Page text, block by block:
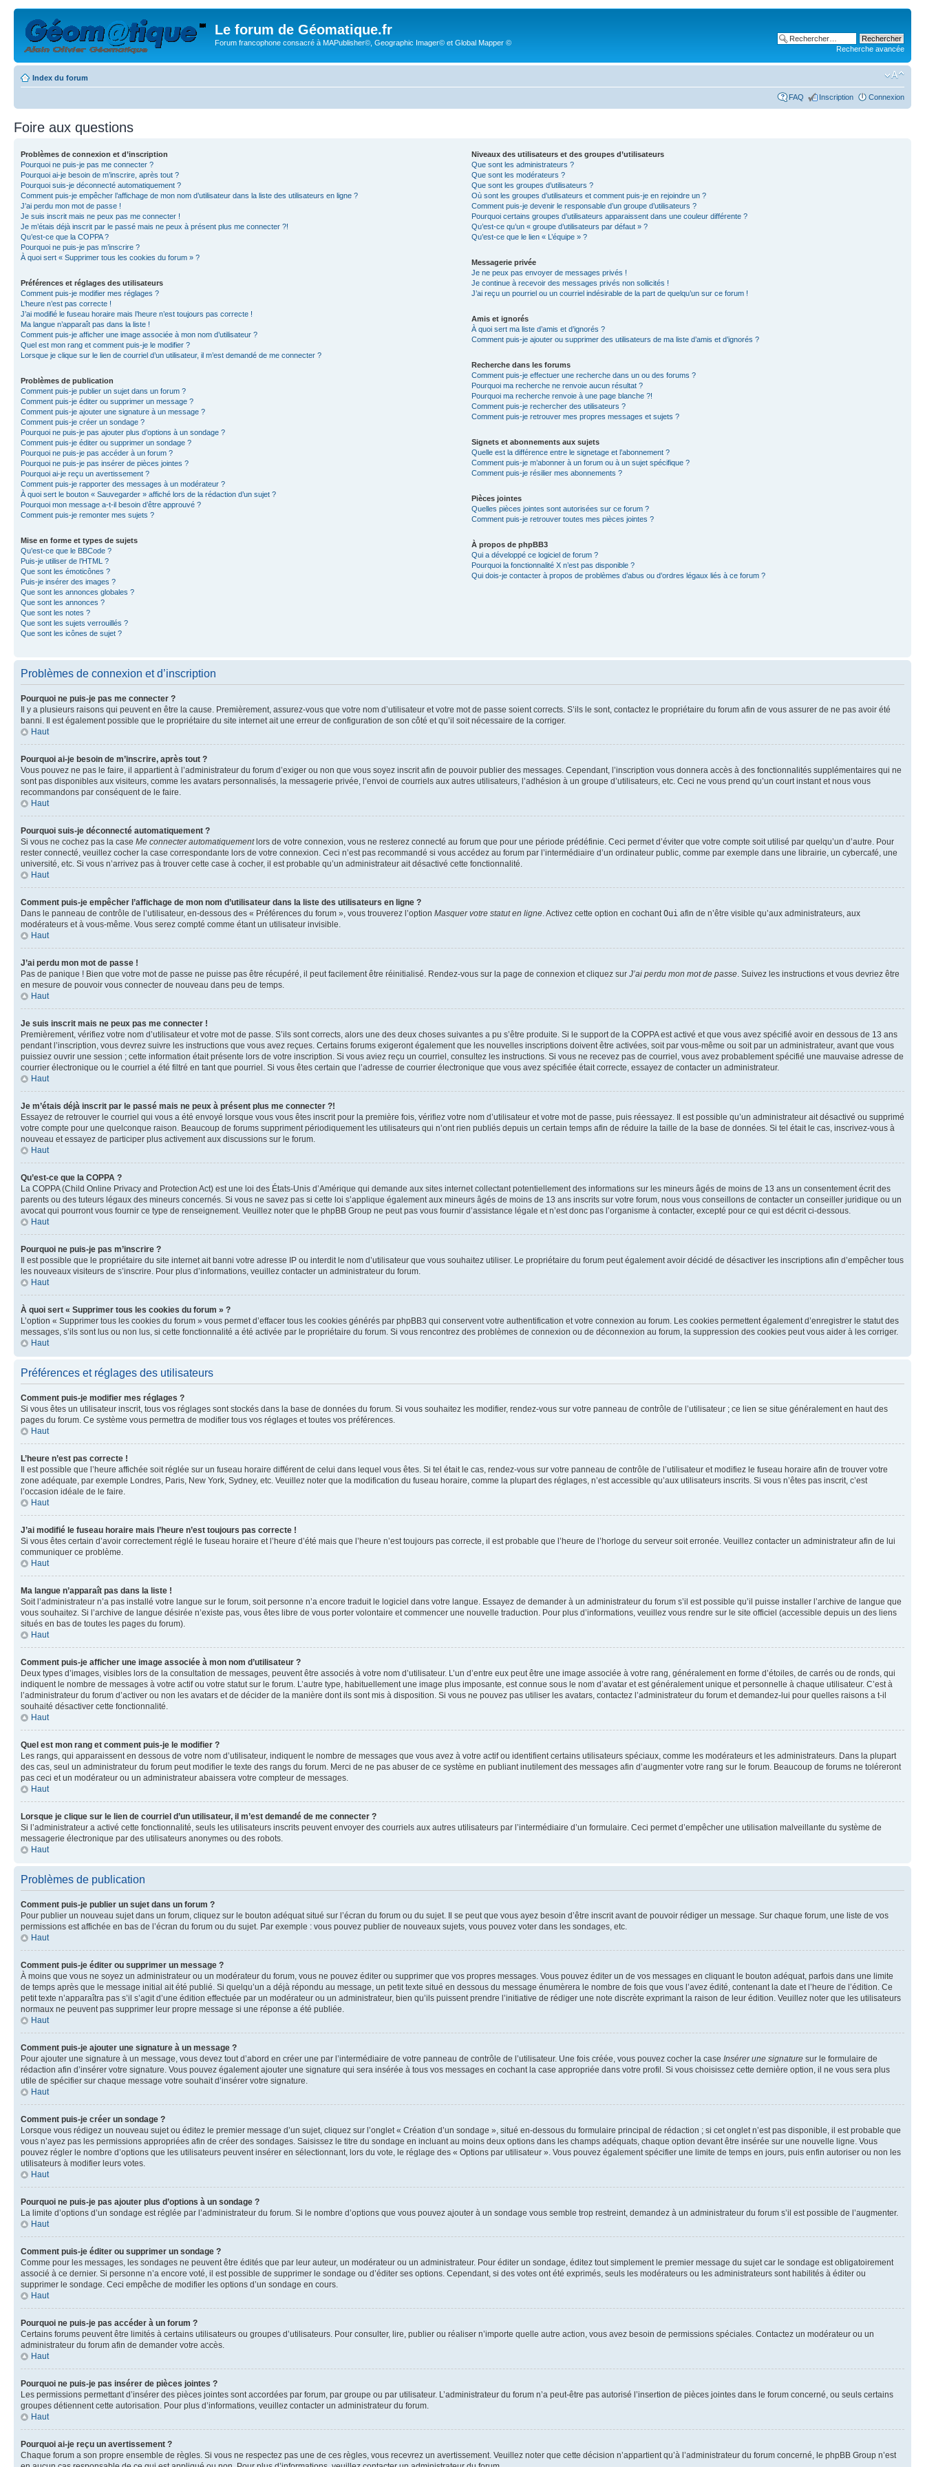
Le forum de Géomatique.fr
Forum francophone consacré à MAPublisher©, Geographic Imager© et Global Mapper ©
Recherche avancée
Index du forum
FAQ Inscription Connexion
Foire aux questions
Problèmes de connexion et d’inscription
Pourquoi ne puis-je pas me connecter ?
Pourquoi ai-je besoin de m’inscrire, après tout ?
Pourquoi suis-je déconnecté automatiquement ?
Comment puis-je empêcher l’affichage de mon nom d’utilisateur dans la liste des utilisateurs en ligne ?
J’ai perdu mon mot de passe !
Je suis inscrit mais ne peux pas me connecter !
Je m’étais déjà inscrit par le passé mais ne peux à présent plus me connecter ?!
Qu’est-ce que la COPPA ?
Pourquoi ne puis-je pas m’inscrire ?
À quoi sert « Supprimer tous les cookies du forum » ?
Préférences et réglages des utilisateurs
Comment puis-je modifier mes réglages ?
L’heure n’est pas correcte !
J’ai modifié le fuseau horaire mais l’heure n’est toujours pas correcte !
Ma langue n’apparaît pas dans la liste !
Comment puis-je afficher une image associée à mon nom d’utilisateur ?
Quel est mon rang et comment puis-je le modifier ?
Lorsque je clique sur le lien de courriel d’un utilisateur, il m’est demandé de me connecter ?
Problèmes de publication
Comment puis-je publier un sujet dans un forum ?
Comment puis-je éditer ou supprimer un message ?
Comment puis-je ajouter une signature à un message ?
Comment puis-je créer un sondage ?
Pourquoi ne puis-je pas ajouter plus d’options à un sondage ?
Comment puis-je éditer ou supprimer un sondage ?
Pourquoi ne puis-je pas accéder à un forum ?
Pourquoi ne puis-je pas insérer de pièces jointes ?
Pourquoi ai-je reçu un avertissement ?
Comment puis-je rapporter des messages à un modérateur ?
À quoi sert le bouton « Sauvegarder » affiché lors de la rédaction d’un sujet ?
Pourquoi mon message a-t-il besoin d’être approuvé ?
Comment puis-je remonter mes sujets ?
Mise en forme et types de sujets
Qu’est-ce que le BBCode ?
Puis-je utiliser de l’HTML ?
Que sont les émoticônes ?
Puis-je insérer des images ?
Que sont les annonces globales ?
Que sont les annonces ?
Que sont les notes ?
Que sont les sujets verrouillés ?
Que sont les icônes de sujet ?
Niveaux des utilisateurs et des groupes d’utilisateurs
Que sont les administrateurs ?
Que sont les modérateurs ?
Que sont les groupes d’utilisateurs ?
Où sont les groupes d’utilisateurs et comment puis-je en rejoindre un ?
Comment puis-je devenir le responsable d’un groupe d’utilisateurs ?
Pourquoi certains groupes d’utilisateurs apparaissent dans une couleur différente ?
Qu’est-ce qu’un « groupe d’utilisateurs par défaut » ?
Qu’est-ce que le lien « L’équipe » ?
Messagerie privée
Je ne peux pas envoyer de messages privés !
Je continue à recevoir des messages privés non sollicités !
J’ai reçu un pourriel ou un courriel indésirable de la part de quelqu’un sur ce forum !
Amis et ignorés
À quoi sert ma liste d’amis et d’ignorés ?
Comment puis-je ajouter ou supprimer des utilisateurs de ma liste d’amis et d’ignorés ?
Recherche dans les forums
Comment puis-je effectuer une recherche dans un ou des forums ?
Pourquoi ma recherche ne renvoie aucun résultat ?
Pourquoi ma recherche renvoie à une page blanche ?!
Comment puis-je rechercher des utilisateurs ?
Comment puis-je retrouver mes propres messages et sujets ?
Signets et abonnements aux sujets
Quelle est la différence entre le signetage et l’abonnement ?
Comment puis-je m’abonner à un forum ou à un sujet spécifique ?
Comment puis-je résilier mes abonnements ?
Pièces jointes
Quelles pièces jointes sont autorisées sur ce forum ?
Comment puis-je retrouver toutes mes pièces jointes ?
À propos de phpBB3
Qui a développé ce logiciel de forum ?
Pourquoi la fonctionnalité X n’est pas disponible ?
Qui dois-je contacter à propos de problèmes d’abus ou d’ordres légaux liés à ce forum ?
Problèmes de connexion et d’inscription
Pourquoi ne puis-je pas me connecter ?
Il y a plusieurs raisons qui peuvent en être la cause. Premièrement, assurez-vous que votre nom d’utilisateur et votre mot de passe soient corrects. S’ils le sont, contactez le propriétaire du forum afin de vous assurer de ne pas avoir été
banni. Il est également possible que le propriétaire du site internet ait une erreur de configuration de son côté et qu’il soit nécessaire de la corriger.
Haut
Pourquoi ai-je besoin de m’inscrire, après tout ?
Vous pouvez ne pas le faire, il appartient à l’administrateur du forum d’exiger ou non que vous soyez inscrit afin de pouvoir publier des messages. Cependant, l’inscription vous donnera accès à des fonctionnalités supplémentaires qui ne
sont pas disponibles aux visiteurs, comme les avatars personnalisés, la messagerie privée, l’envoi de courriels aux autres utilisateurs, l’adhésion à un groupe d’utilisateurs, etc. Ceci ne vous prend qu’un court instant et nous vous
recommandons par conséquent de le faire.
Haut
Pourquoi suis-je déconnecté automatiquement ?
Si vous ne cochez pas la case Me connecter automatiquementlors de votre connexion, vous ne resterez connecté au forum que pour une période prédéfinie. Ceci permet d’éviter que votre compte soit utilisé par quelqu’un d’autre. Pour
rester connecté, veuillez cocher la case correspondante lors de votre connexion. Ceci n’est pas recommandé si vous accédez au forum par l’intermédiaire d’un ordinateur public, comme par exemple dans une librairie, un cybercafé, une
université, etc. Si vous n’arrivez pas à trouver cette case à cocher, il est probable qu’un administrateur ait désactivé cette fonctionnalité.
Haut
Comment puis-je empêcher l’affichage de mon nom d’utilisateur dans la liste des utilisateurs en ligne ?
Dans le panneau de contrôle de l’utilisateur, en-dessous des « Préférences du forum », vous trouverez l’option Masquer votre statut en ligne . Activez cette option en cochant Oui afin de n’être visible qu’aux administrateurs, aux
modérateurs et à vous-même. Vous serez compté comme étant un utilisateur invisible.
Haut
J’ai perdu mon mot de passe !
Pas de panique ! Bien que votre mot de passe ne puisse pas être récupéré, il peut facilement être réinitialisé. Rendez-vous sur la page de connexion et cliquez sur J’ai perdu mon mot de passe . Suivez les instructions et vous devriez être
en mesure de pouvoir vous connecter de nouveau dans peu de temps.
Haut
Je suis inscrit mais ne peux pas me connecter !
Premièrement, vérifiez votre nom d’utilisateur et votre mot de passe. S’ils sont corrects, alors une des deux choses suivantes a pu s’être produite. Si le support de la COPPA est activé et que vous avez spécifié avoir en dessous de 13 ans
pendant l’inscription, vous devrez suivre les instructions que vous avez reçues. Certains forums exigeront également que les nouvelles inscriptions doivent être activées, soit par vous-même ou soit par un administrateur, avant que vous
puissiez ouvrir une session ; cette information était présente lors de votre inscription. Si vous aviez reçu un courriel, consultez les instructions. Si vous ne recevez pas de courriel, vous avez probablement spécifié une mauvaise adresse de
courrier électronique ou le courriel a été filtré en tant que pourriel. Si vous êtes certain que l’adresse de courrier électronique que vous avez spécifiée était correcte, essayez de contacter un administrateur.
Haut
Je m’étais déjà inscrit par le passé mais ne peux à présent plus me connecter ?!
Essayez de retrouver le courriel qui vous a été envoyé lorsque vous vous êtes inscrit pour la première fois, vérifiez votre nom d’utilisateur et votre mot de passe, puis réessayez. Il est possible qu’un administrateur ait désactivé ou supprimé
votre compte pour une quelconque raison. Beaucoup de forums suppriment périodiquement les utilisateurs qui n’ont rien publiés depuis un certain temps afin de réduire la taille de la base de données. Si tel était le cas, inscrivez-vous à
nouveau et essayez de participer plus activement aux discussions sur le forum.
Haut
Qu’est-ce que la COPPA ?
La COPPA (Child Online Privacy and Protection Act) est une loi des États-Unis d’Amérique qui demande aux sites internet collectant potentiellement des informations sur les mineurs âgés de moins de 13 ans un consentement écrit des
parents ou des tuteurs légaux des mineurs concernés. Si vous ne savez pas si cette loi s’applique également aux mineurs âgés de moins de 13 ans inscrits sur votre forum, nous vous conseillons de contacter un conseiller juridique ou un
avocat qui pourront vous fournir ce type de renseignement. Veuillez noter que le phpBB Group ne peut pas vous fournir d’assistance légale et n’est donc pas l’organisme à contacter, excepté pour ce qui est décrit ci-dessous.
Haut
Pourquoi ne puis-je pas m’inscrire ?
Il est possible que le propriétaire du site internet ait banni votre adresse IP ou interdit le nom d’utilisateur que vous souhaitez utiliser. Le propriétaire du forum peut également avoir décidé de désactiver les inscriptions afin d’empêcher tous
les nouveaux visiteurs de s’inscrire. Pour plus d’informations, veuillez contacter un administrateur du forum.
Haut
À quoi sert « Supprimer tous les cookies du forum » ?
L’option « Supprimer tous les cookies du forum » vous permet d’effacer tous les cookies générés par phpBB3 qui conservent votre authentification et votre connexion au forum. Les cookies permettent également d’enregistrer le statut des
messages, s’ils sont lus ou non lus, si cette fonctionnalité a été activée par le propriétaire du forum. Si vous rencontrez des problèmes de connexion ou de déconnexion au forum, la suppression des cookies peut vous aider à les corriger.
Haut
Préférences et réglages des utilisateurs
Comment puis-je modifier mes réglages ?
Si vous êtes un utilisateur inscrit, tous vos réglages sont stockés dans la base de données du forum. Si vous souhaitez les modifier, rendez-vous sur votre panneau de contrôle de l’utilisateur ; ce lien se situe généralement en haut des
pages du forum. Ce système vous permettra de modifier tous vos réglages et toutes vos préférences.
Haut
L’heure n’est pas correcte !
Il est possible que l’heure affichée soit réglée sur un fuseau horaire différent de celui dans lequel vous êtes. Si tel était le cas, rendez-vous sur votre panneau de contrôle de l’utilisateur et modifiez le fuseau horaire afin de trouver votre
zone adéquate, par exemple Londres, Paris, New York, Sydney, etc. Veuillez noter que la modification du fuseau horaire, comme la plupart des réglages, n’est accessible qu’aux utilisateurs inscrits. Si vous n’êtes pas inscrit, c’est
l’occasion idéale de le faire.
Haut
J’ai modifié le fuseau horaire mais l’heure n’est toujours pas correcte !
Si vous êtes certain d’avoir correctement réglé le fuseau horaire et l’heure d’été mais que l’heure n’est toujours pas correcte, il est probable que l’heure de l’horloge du serveur soit erronée. Veuillez contacter un administrateur afin de lui
communiquer ce problème.
Haut
Ma langue n’apparaît pas dans la liste !
Soit l’administrateur n’a pas installé votre langue sur le forum, soit personne n’a encore traduit le logiciel dans votre langue. Essayez de demander à un administrateur du forum s’il est possible qu’il puisse installer l’archive de langue que
vous souhaitez. Si l’archive de langue désirée n’existe pas, vous êtes libre de vous porter volontaire et commencer une nouvelle traduction. Pour plus d’informations, veuillez vous rendre sur le site officiel (accessible depuis un des liens
situés en bas de toutes les pages du forum).
Haut
Comment puis-je afficher une image associée à mon nom d’utilisateur ?
Deux types d’images, visibles lors de la consultation de messages, peuvent être associés à votre nom d’utilisateur. L’un d’entre eux peut être une image associée à votre rang, généralement en forme d’étoiles, de carrés ou de ronds, qui
indiquent le nombre de messages à votre actif ou votre statut sur le forum. L’autre type, habituellement une image plus imposante, est connue sous le nom d’avatar et est généralement unique et personnelle à chaque utilisateur. C’est à
l’administrateur du forum d’activer ou non les avatars et de décider de la manière dont ils sont mis à disposition. Si vous ne pouvez pas utiliser les avatars, contactez l’administrateur du forum et demandez-lui pour quelles raisons a t-il
souhaité désactiver cette fonctionnalité.
Haut
Quel est mon rang et comment puis-je le modifier ?
Les rangs, qui apparaissent en dessous de votre nom d’utilisateur, indiquent le nombre de messages que vous avez à votre actif ou identifient certains utilisateurs spéciaux, comme les modérateurs et les administrateurs. Dans la plupart
des cas, seul un administrateur du forum peut modifier le texte des rangs du forum. Merci de ne pas abuser de ce système en publiant inutilement des messages afin d’augmenter votre rang sur le forum. Beaucoup de forums ne toléreront
pas ceci et un modérateur ou un administrateur abaissera votre compteur de messages.
Haut
Lorsque je clique sur le lien de courriel d’un utilisateur, il m’est demandé de me connecter ?
Si l’administrateur a activé cette fonctionnalité, seuls les utilisateurs inscrits peuvent envoyer des courriels aux autres utilisateurs par l’intermédiaire d’un formulaire. Ceci permet d’empêcher une utilisation malveillante du système de
messagerie électronique par des utilisateurs anonymes ou des robots.
Haut
Problèmes de publication
Comment puis-je publier un sujet dans un forum ?
Pour publier un nouveau sujet dans un forum, cliquez sur le bouton adéquat situé sur l’écran du forum ou du sujet. Il se peut que vous ayez besoin d’être inscrit avant de pouvoir rédiger un message. Sur chaque forum, une liste de vos
permissions est affichée en bas de l’écran du forum ou du sujet. Par exemple : vous pouvez publier de nouveaux sujets, vous pouvez voter dans les sondages, etc.
Haut
Comment puis-je éditer ou supprimer un message ?
À moins que vous ne soyez un administrateur ou un modérateur du forum, vous ne pouvez éditer ou supprimer que vos propres messages. Vous pouvez éditer un de vos messages en cliquant le bouton adéquat, parfois dans une limite
de temps après que le message initial ait été publié. Si quelqu’un a déjà répondu au message, un petit texte situé en dessous du message énumèrera le nombre de fois que vous l’avez édité, contenant la date et l’heure de l’édition. Ce
petit texte n’apparaîtra pas s’il s’agit d’une édition effectuée par un modérateur ou un administrateur, bien qu’ils puissent prendre l’initiative de rédiger une note discrète exprimant la raison de leur édition. Veuillez noter que les utilisateurs
normaux ne peuvent pas supprimer leur propre message si une réponse a été publiée.
Haut
Comment puis-je ajouter une signature à un message ?
Pour ajouter une signature à un message, vous devez tout d’abord en créer une par l’intermédiaire de votre panneau de contrôle de l’utilisateur. Une fois créée, vous pouvez cocher la case Insérer une signature sur le formulaire de
rédaction afin d’insérer votre signature. Vous pouvez également ajouter une signature qui sera insérée à tous vos messages en cochant la case appropriée dans votre profil. Si vous choisissez cette dernière option, il ne vous sera plus
utile de spécifier sur chaque message votre souhait d’insérer votre signature.
Haut
Comment puis-je créer un sondage ?
Lorsque vous rédigez un nouveau sujet ou éditez le premier message d’un sujet, cliquez sur l’onglet « Création d’un sondage », situé en-dessous du formulaire principal de rédaction ; si cet onglet n’est pas disponible, il est probable que
vous n’ayez pas les permissions appropriées afin de créer des sondages. Saisissez le titre du sondage en incluant au moins deux options dans les champs adéquats, chaque option devant être insérée sur une nouvelle ligne. Vous
pouvez régler le nombre d’options que les utilisateurs peuvent insérer en sélectionnant, lors du vote, le réglage des « Options par utilisateur ». Vous pouvez également spécifier une limite de temps en jours, puis enfin autoriser ou non les
utilisateurs à modifier leurs votes.
Haut
Pourquoi ne puis-je pas ajouter plus d’options à un sondage ?
La limite d’options d’un sondage est réglée par l’administrateur du forum. Si le nombre d’options que vous pouvez ajouter à un sondage vous semble trop restreint, demandez à un administrateur du forum s’il est possible de l’augmenter.
Haut
Comment puis-je éditer ou supprimer un sondage ?
Comme pour les messages, les sondages ne peuvent être édités que par leur auteur, un modérateur ou un administrateur. Pour éditer un sondage, éditez tout simplement le premier message du sujet car le sondage est obligatoirement
associé à ce dernier. Si personne n’a encore voté, il est possible de supprimer le sondage ou d’éditer ses options. Cependant, si des votes ont été exprimés, seuls les modérateurs ou les administrateurs sont habilités à éditer ou
supprimer le sondage. Ceci empêche de modifier les options d’un sondage en cours.
Haut
Pourquoi ne puis-je pas accéder à un forum ?
Certains forums peuvent être limités à certains utilisateurs ou groupes d’utilisateurs. Pour consulter, lire, publier ou réaliser n’importe quelle autre action, vous avez besoin de permissions spéciales. Contactez un modérateur ou un
administrateur du forum afin de demander votre accès.
Haut
Pourquoi ne puis-je pas insérer de pièces jointes ?
Les permissions permettant d’insérer des pièces jointes sont accordées par forum, par groupe ou par utilisateur. L’administrateur du forum n’a peut-être pas autorisé l’insertion de pièces jointes dans le forum concerné, ou seuls certains
groupes détiennent cette autorisation. Pour plus d’informations, veuillez contacter un administrateur du forum.
Haut
Pourquoi ai-je reçu un avertissement ?
Chaque forum a son propre ensemble de règles. Si vous ne respectez pas une de ces règles, vous recevrez un avertissement. Veuillez noter que cette décision n’appartient qu’à l’administrateur du forum concerné, le phpBB Group n’est